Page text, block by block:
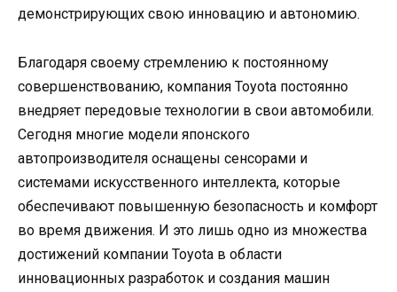
демонстрирующих свою инновацию и автономию.
Благодаря своему стремлению к постоянному
совершенствованию, компания Toyota постоянно
внедряет передовые технологии в свои автомобили.
Сегодня многие модели японского
автопроизводителя оснащены сенсорами и
системами искусственного интеллекта, которые
обеспечивают повышенную безопасность и комфорт
во время движения. И это лишь одно из множества
достижений компании Toyota в области
инновационных разработок и создания машин